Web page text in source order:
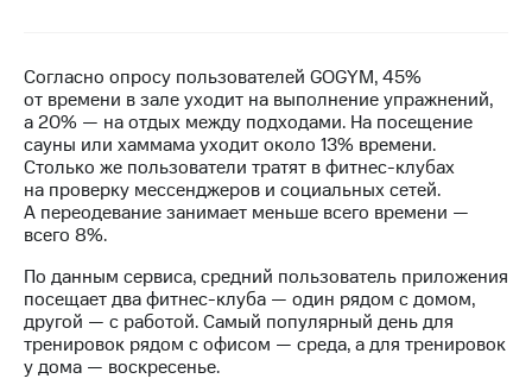
в
регионе
и акционерам
Корпоративное
управление
Корпоративный
Раскрытие
информации
Информация
акционерам
Документы
Согласно опросу пользователей GOGYM, 45%
от времени в зале уходит на выполнение упражнений,
а 20% — на отдых между подходами. На посещение
сауны или хаммама уходит около 13% времени.
Столько же пользователи тратят в фитнес-клубах
на проверку мессенджеров и социальных сетей.
А переодевание занимает меньше всего времени —
всего 8%.
По данным сервиса, средний пользователь приложения
посещает два фитнес-клуба — один рядом с домом,
другой — с работой. Самый популярный день для
тренировок рядом с офисом — среда, а для тренировок
у дома — воскресенье.